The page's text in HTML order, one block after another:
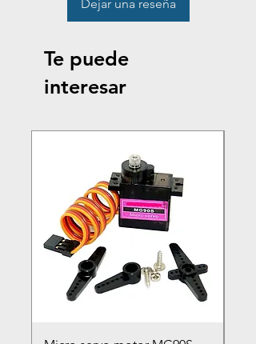
Dejar una reseña
Te puede
interesar